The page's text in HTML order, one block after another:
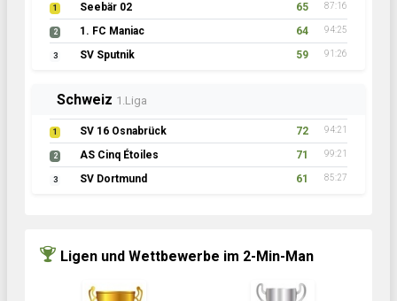
1 Seebär 02 65 87:16
2 1. FC Maniac 64 94:25
3 SV Sputnik 59 91:26
Schweiz 1.Liga
1 SV 16 Osnabrück 72 94:21
2 AS Cinq Étoiles 71 99:21
3 SV Dortmund 61 85:27
Ligen und Wettbewerbe im 2-Min-Man